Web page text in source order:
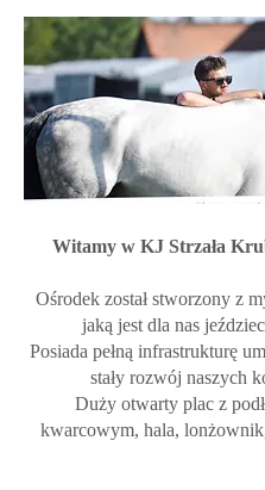
Witamy w KJ Strzała
Ośrodek został stworzony z
jaką jest dla nas
Posiada pełną infrastrukturę
stały rozwój naszych
Duży otwarty plac z
kwarcowym, hala,